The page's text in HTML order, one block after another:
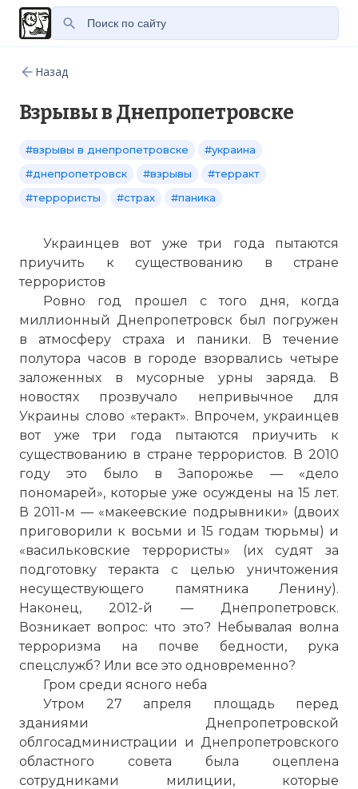
Назад
Взрывы в Днепропетровске
#взрывы в днепропетровске
#украина
#днепропетровск
#взрывы
#терракт
#террористы
#страх #паника
Украинцев вот уже три года пытаются
приучить к существованию в стране
террористов
Ровно год прошел с того дня, когда
миллионный Днепропетровск был погружен
в атмосферу страха и паники. В течение
полутора часов в городе взорвались четыре
заложенных в мусорные урны заряда. В
новостях прозвучало непривычное для
Украины слово «теракт». Впрочем, украинцев
вот уже три года пытаются приучить к
существованию в стране террористов. В 2010
году это было в Запорожье — «дело
пономарей», которые уже осуждены на 15 лет.
В 2011-м — «макеевские подрывники» (двоих
приговорили к восьми и 15 годам тюрьмы) и
«васильковские террористы» (их судят за
подготовку теракта с целью уничтожения
несуществующего памятника Ленину).
Наконец, 2012-й — Днепропетровск.
Возникает вопрос: что это? Небывалая волна
терроризма на почве бедности, рука
спецслужб? Или все это одновременно?
Гром среди ясного неба
Утром 27 апреля площадь перед
зданиями Днепропетровской
облгосадминистрации и Днепропетровского
областного совета была оцеплена
сотрудниками милиции, которые